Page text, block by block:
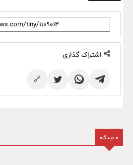
اشتراک گذاری
🔗
0 دیدگاه